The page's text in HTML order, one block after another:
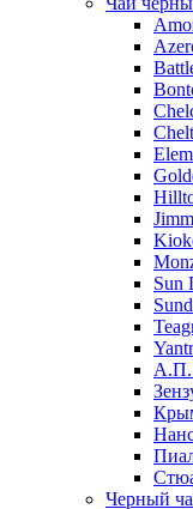
Sun
А.П.
Черный